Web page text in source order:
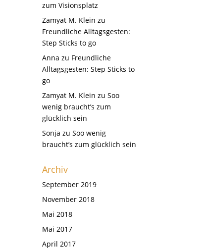
zum Visionsplatz
Zamyat M. Klein zu
Freundliche Alltagsgesten:
Step Sticks to go
Anna zu Freundliche
Alltagsgesten: Step Sticks to
go
Zamyat M. Klein zuSoo
wenig braucht’s zum
glücklich sein
Sonja zuSoo wenig
braucht’s zum glücklich sein
Archiv
September 2019
November 2018
Mai 2018
Mai 2017
April 2017